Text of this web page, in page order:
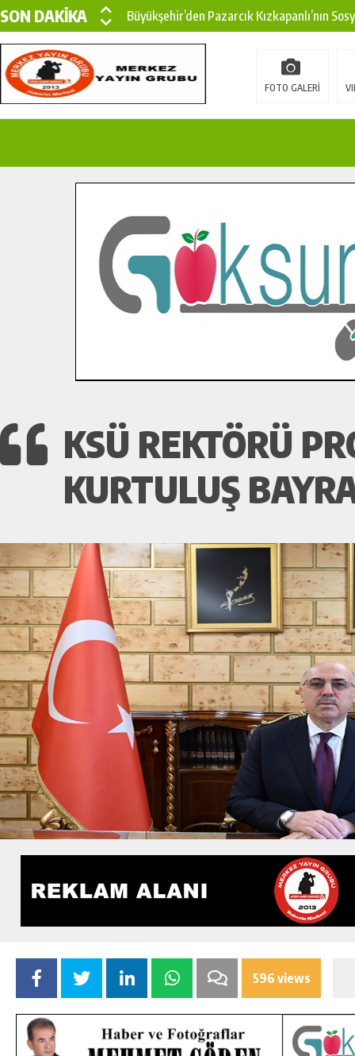
SON DAKİKA
Büyükşehir’den Pazarcık Kızkapanlı’nın
Büyükşehir’den Pazarcık Kırsalına Modern
Çin’den KSÜ’ye Uluslararası Başarı:
İlçe Jandarma Komutanı Karakaya’dan
Bertiz’in Yeni Köprüsünde Sona Doğru.
FOTO GALERİ
KSÜ REKTÖRÜ
KURTULUŞ
596 views